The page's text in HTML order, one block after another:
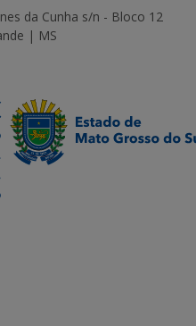
da Cunha s/n - Bloco 12
| MS